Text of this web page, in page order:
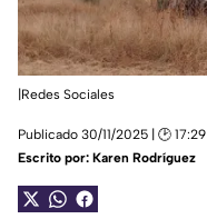
|Redes Sociales
Publicado 30/11/2025 | 🕑 17:29
Escrito por: Karen Rodríguez